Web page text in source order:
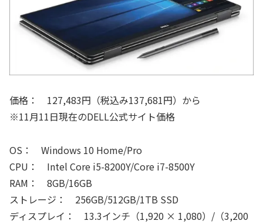
価格： 127,483円（税込み137,681円）から
※11月11日現在のDELL公式サイト価格
OS： Windows 10 Home/Pro
CPU： Intel Core i5-8200Y/Core i7-8500Y
RAM： 8GB/16GB
ストレージ： 256GB/512GB/1TB SSD
ディスプレイ： 13.3インチ（1,920 × 1,080）/（3,200